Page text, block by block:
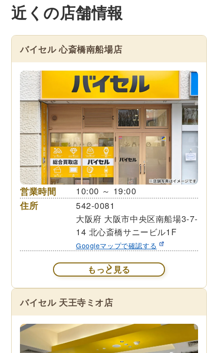
近くの店舗情報
バイセル 心斎橋南船場店
営業時間 10:00 ～ 19:00
住所
542-0081
大阪府 大阪市中央区南船場3-7-
14 北心斎橋サニービル1F
Googleマップで確認する
もっと見る
バイセル 天王寺ミオ店